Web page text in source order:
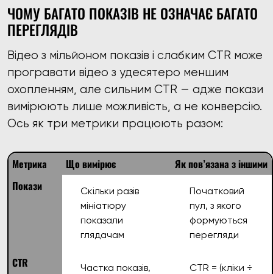
ЧОМУ БАГАТО ПОКАЗІВ НЕ ОЗНАЧАЄ БАГАТО
ПЕРЕГЛЯДІВ
Відео з мільйоном показів і слабким CTR може
програвати відео з удесятеро меншим
охопленням, але сильним CTR — адже покази
вимірюють лише можливість, а не конверсію.
Ось як три метрики працюють разом:
Метрика Що вимірює
Як пов’язана з іншими
Покази
Скільки разів
мініатюру
показали
глядачам
Початковий
пул, з якого
формуються
перегляди
CTR
Частка показів,
CTR = (кліки ÷